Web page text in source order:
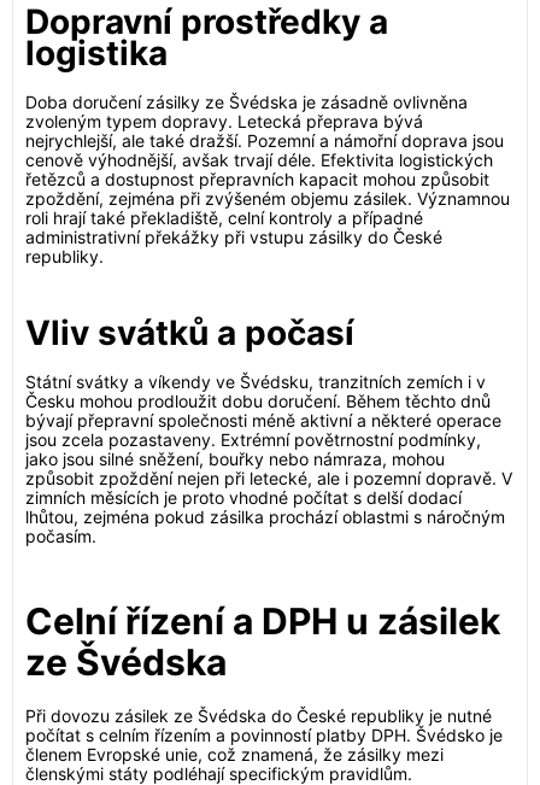
Dopravní prostředky a
logistika
Doba doručení zásilky ze Švédska je zásadně ovlivněna
zvoleným typem dopravy. Letecká přeprava bývá
nejrychlejší, ale také dražší. Pozemní a námořní doprava jsou
cenově výhodnější, avšak trvají déle. Efektivita logistických
řetězců a dostupnost přepravních kapacit mohou způsobit
zpoždění, zejména při zvýšeném objemu zásilek. Významnou
roli hrají také překladiště, celní kontroly a případné
administrativní překážky při vstupu zásilky do České
republiky.
Vliv svátků a počasí
Státní svátky a víkendy ve Švédsku, tranzitních zemích i v
Česku mohou prodloužit dobu doručení. Během těchto dnů
bývají přepravní společnosti méně aktivní a některé operace
jsou zcela pozastaveny. Extrémní povětrnostní podmínky,
jako jsou silné sněžení, bouřky nebo námraza, mohou
způsobit zpoždění nejen při letecké, ale i pozemní dopravě. V
zimních měsících je proto vhodné počítat s delší dodací
lhůtou, zejména pokud zásilka prochází oblastmi s náročným
počasím.
Celní řízení a DPH u zásilek
ze Švédska
Při dovozu zásilek ze Švédska do České republiky je nutné
počítat s celním řízením a povinností platby DPH. Švédsko je
členem Evropské unie, což znamená, že zásilky mezi
členskými státy podléhají specifickým pravidlům.